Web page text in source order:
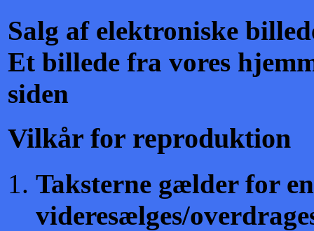
Salg af elektroniske
Et billede fra vores
siden
Vilkår for reproduktion
Taksterne gælder for
videresælges/